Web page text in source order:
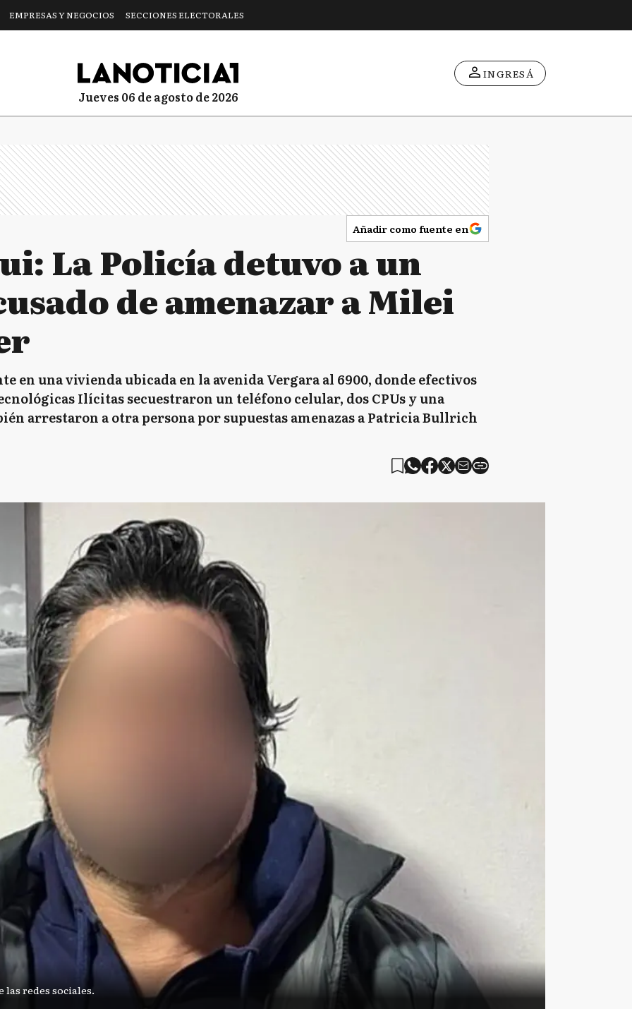
EMPRESAS Y NEGOCIOS SECCIONES ELECTORALES
jueves 06 de agosto de 2026
INGRESÁ
Añadir como fuente en
La Policía detuvo a un
de amenazar a Milei
en una vivienda ubicada en la avenida Vergara al 6900, donde efectivos
Ilícitas secuestraron un teléfono celular, dos CPUs y una
arrestaron a otra persona por supuestas amenazas a Patricia Bullrich
redes sociales.